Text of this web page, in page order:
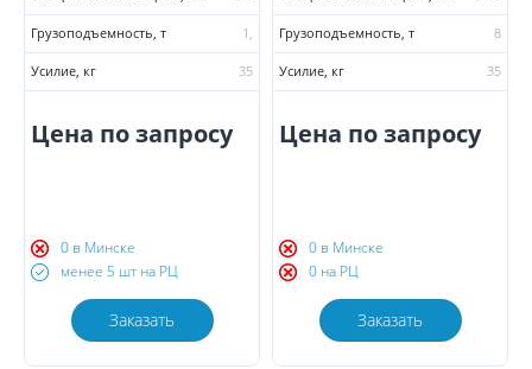
Грузоподъемность, т 1,
Усилие, кг 35
Цена по запросу
0 в Минске
менее 5 шт на РЦ
Заказать
Грузоподъемность, т 8
Усилие, кг 35
Цена по запросу
0 в Минске
0 на РЦ
Заказать